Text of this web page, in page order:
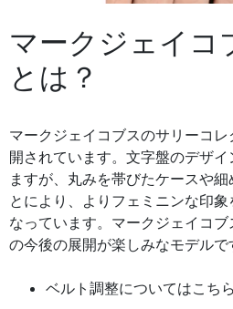
マークジェイコ
とは？
マークジェイコブスのサリーコ
開されています。文字盤のデザ
ますが、丸みを帯びたケースや
とにより、よりフェミニンな印
なっています。マークジェイコ
の今後の展開が楽しみなモデルで
ベルト調整についてはこち